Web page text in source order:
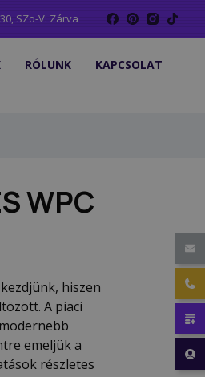
SZo-V: Zárva
RÓLUNK KAPCSOLAT
WPC
hiszen
A piaci
emeljük a
részletes